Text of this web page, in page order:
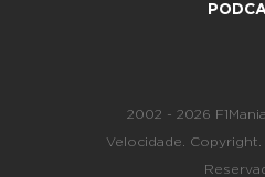
2002 - 2026
Velocidade.